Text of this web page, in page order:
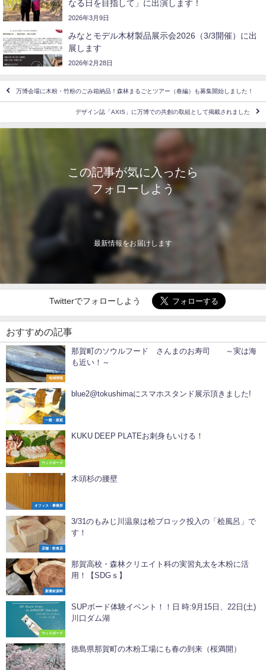
なる日を目指して」に出演します！
2026年3月9日
みなとモデル木材製品展示会2026（3/3開催）に出
展します
2026年2月28日
万博会場に木粉・竹粉のごみ箱納品！森林まるごとツアー（春編）も募集開始しました！
デザイン誌「AXIS」に万博での共創の取組として掲載されました
この記事が気に入ったら
フォローしよう
最新情報をお届けします
Twitterでフォローしよう
おすすめの記事
地域情報
那賀町のソウルフード さんまのお寿司 ～実は海
も近い！～
一般・家庭
blue2@tokushimaにスマホスタンド展示頂きました️!
ウッドボード
KUKU DEEP PLATEお刺身もいける！
オフィス・事業所
木頭杉の腰壁
店舗・飲食店
3/31のもみじ川温泉は桧ブロック投入の「桧風呂」で
す️！
新素材原料
那賀高校・森林クリエイト科の実習丸太を木粉に活
用！【SDGｓ】
ウッドボード
SUPボード体験イベント！！日 時:9月15日、22日(土)
川口ダム湖
徳島県那賀町の木粉工場にも春の到来（桜満開）